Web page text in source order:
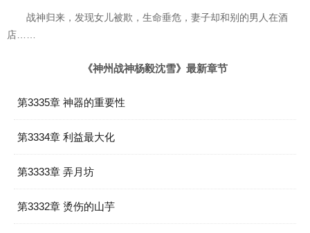
战神归来，发现女儿被欺，生命垂危，妻子却和别的男人在酒
店……
《神州战神杨毅沈雪》最新章节
第3335章 神器的重要性
第3334章 利益最大化
第3333章 弄月坊
第3332章 烫伤的山芋